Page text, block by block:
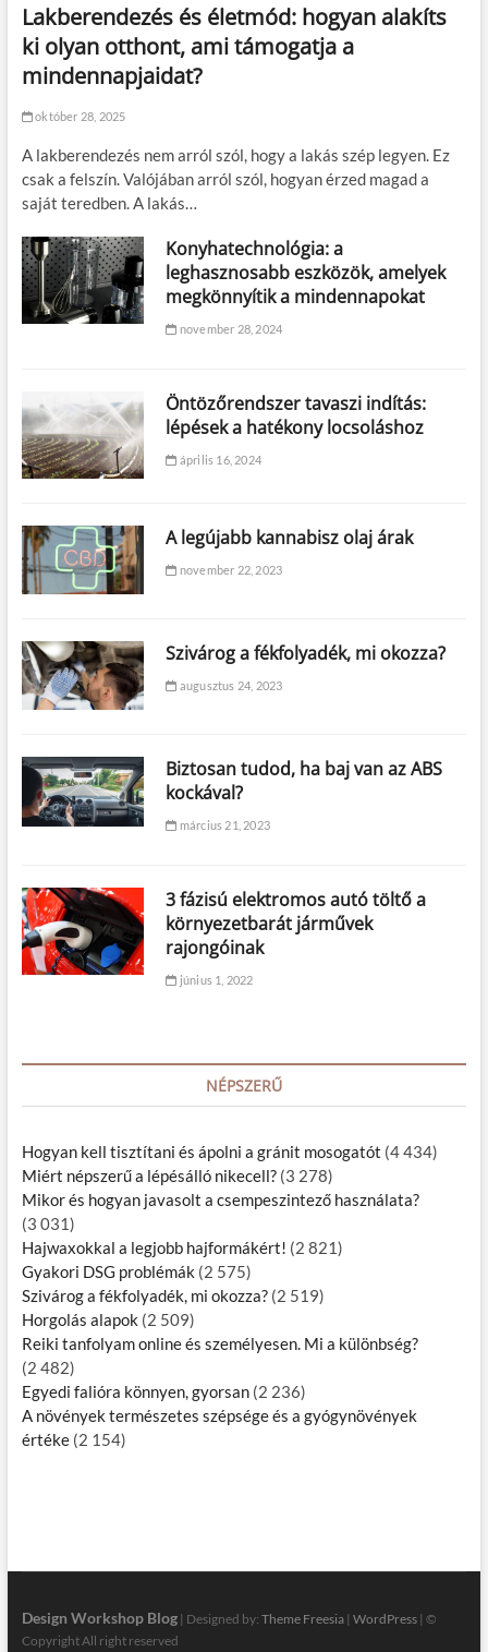
Lakberendezés és életmód: hogyan alakíts
ki olyan otthont, ami támogatja a
mindennapjaidat?
október 28, 2025
A lakberendezés nem arról szól, hogy a lakás szép legyen. Ez
csak a felszín. Valójában arról szól, hogyan érzed magad a
saját teredben. A lakás…
Konyhatechnológia: a
leghasznosabb eszközök, amelyek
megkönnyítik a mindennapokat
november 28, 2024
Öntözőrendszer tavaszi indítás:
lépések a hatékony locsoláshoz
április 16, 2024
A legújabb kannabisz olaj árak
november 22, 2023
Szivárog a fékfolyadék, mi okozza?
augusztus 24, 2023
Biztosan tudod, ha baj van az ABS
kockával?
március 21, 2023
3 fázisú elektromos autó töltő a
környezetbarát járművek
rajongóinak
június 1, 2022
NÉPSZERŰ
Hogyan kell tisztítani és ápolni a gránit mosogatót (4 434)
Miért népszerű a lépésálló nikecell? (3 278)
Mikor és hogyan javasolt a csempeszintező használata?
(3 031)
Hajwaxokkal a legjobb hajformákért! (2 821)
Gyakori DSG problémák (2 575)
Szivárog a fékfolyadék, mi okozza? (2 519)
Horgolás alapok (2 509)
Reiki tanfolyam online és személyesen. Mi a különbség?
(2 482)
Egyedi falióra könnyen, gyorsan (2 236)
A növények természetes szépsége és a gyógynövények
értéke (2 154)
Design Workshop Blog| Designed by: Theme Freesia| WordPress| ©
Copyright All right reserved